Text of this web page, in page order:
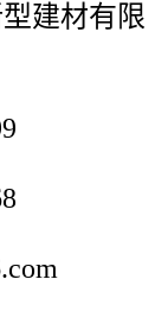
建材有限